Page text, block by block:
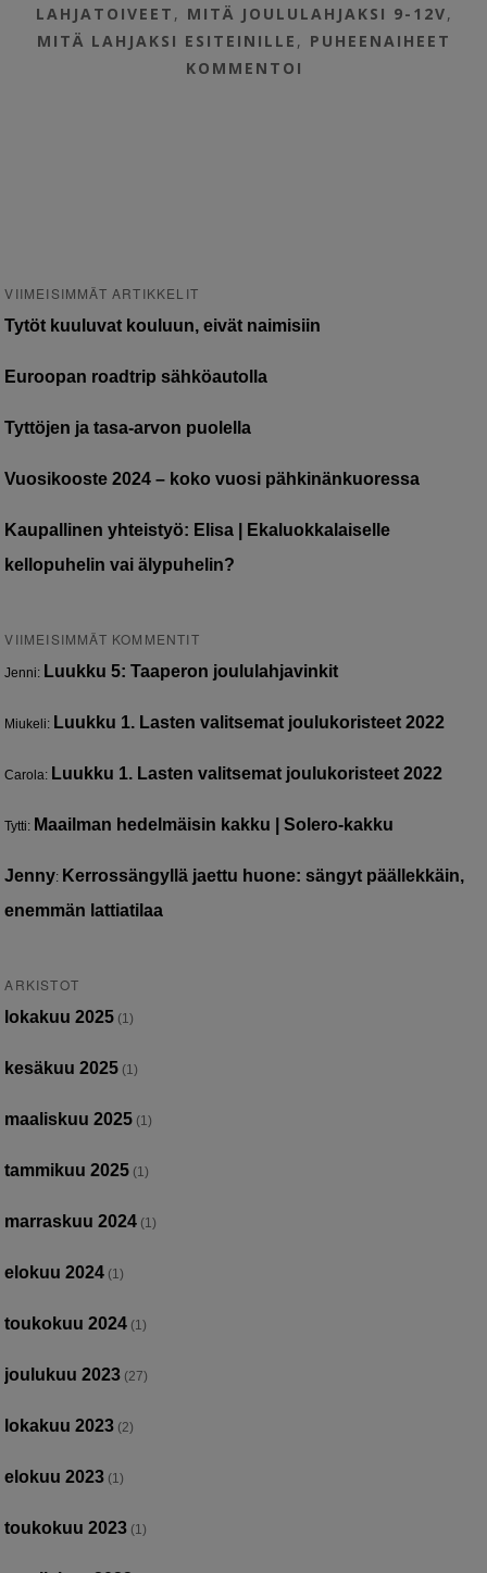
LAHJATOIVEET , MITÄ JOULULAHJAKSI 9-12V,
MITÄ LAHJAKSI ESITEINILLE , PUHEENAIHEET
KOMMENTOI
VIIMEISIMMÄT ARTIKKELIT
Tytöt kuuluvat kouluun, eivät naimisiin
Euroopan roadtrip sähköautolla
Tyttöjen ja tasa-arvon puolella
Vuosikooste 2024 – koko vuosi pähkinänkuoressa
Kaupallinen yhteistyö: Elisa | Ekaluokkalaiselle
kellopuhelin vai älypuhelin?
VIIMEISIMMÄT KOMMENTIT
Jenni: Luukku 5: Taaperon joululahjavinkit
Miukeli: Luukku 1. Lasten valitsemat joulukoristeet 2022
Carola: Luukku 1. Lasten valitsemat joulukoristeet 2022
Tytti: Maailman hedelmäisin kakku | Solero-kakku
Jenny: Kerrossängyllä jaettu huone: sängyt päällekkäin,
enemmän lattiatilaa
ARKISTOT
lokakuu 2025 (1)
kesäkuu 2025 (1)
maaliskuu 2025 (1)
tammikuu 2025 (1)
marraskuu 2024 (1)
elokuu 2024 (1)
toukokuu 2024 (1)
joulukuu 2023 (27)
lokakuu 2023 (2)
elokuu 2023 (1)
toukokuu 2023 (1)